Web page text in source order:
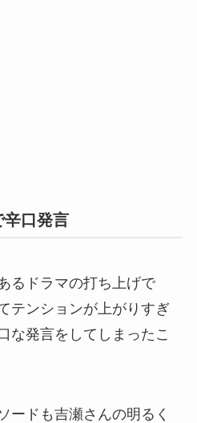
辛口発言
るドラマの打ち上げで
テンションが上がりすぎ
な発言をしてしまったこ
ードも吉瀬さんの明るく